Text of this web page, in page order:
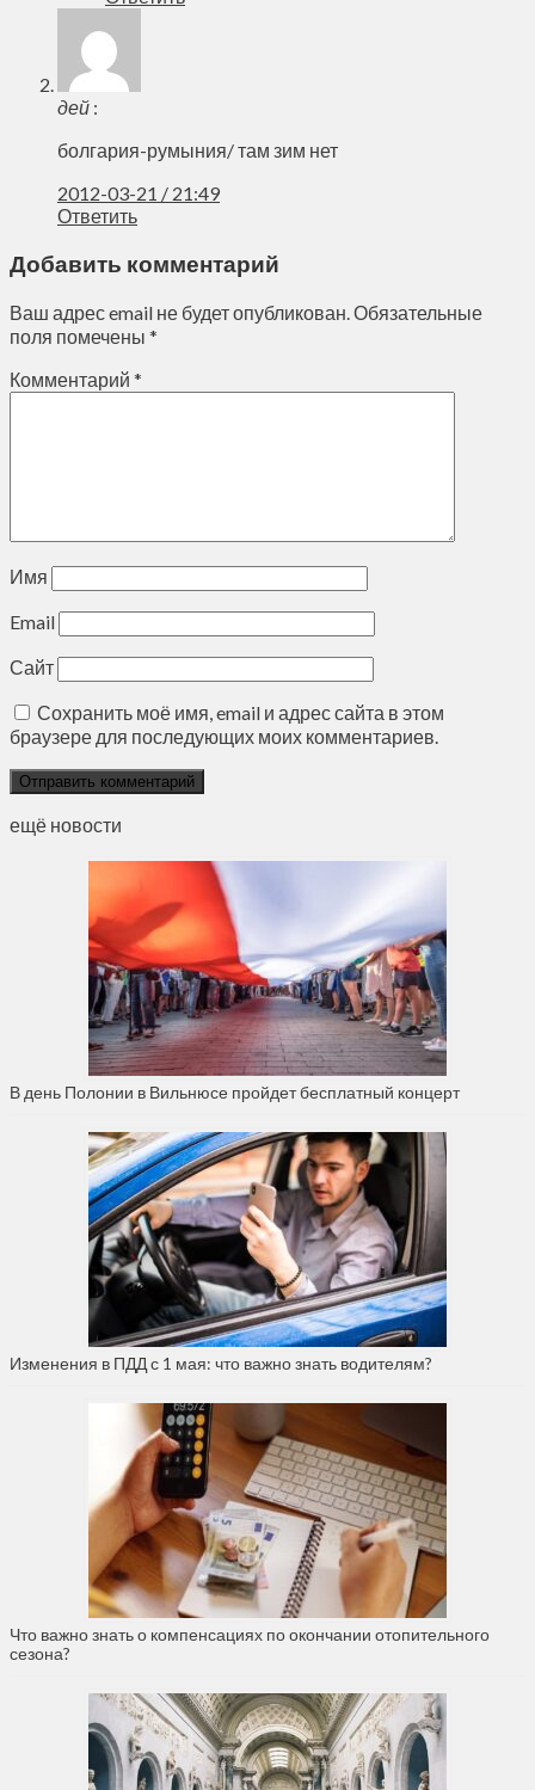
дей :
болгария-румыния/ там зим нет
2012-03-21 / 21:49
Ответить
Добавить комментарий
Ваш адрес email не будет опубликован. Обязательные
поля помечены *
Комментарий *
Имя
Email
Сайт
Сохранить моё имя, email и адрес сайта в этом
браузере для последующих моих комментариев.
ещё новости
В день Полонии в Вильнюсе пройдет бесплатный концерт
Изменения в ПДД с 1 мая: что важно знать водителям?
Что важно знать о компенсациях по окончании отопительного
сезона?